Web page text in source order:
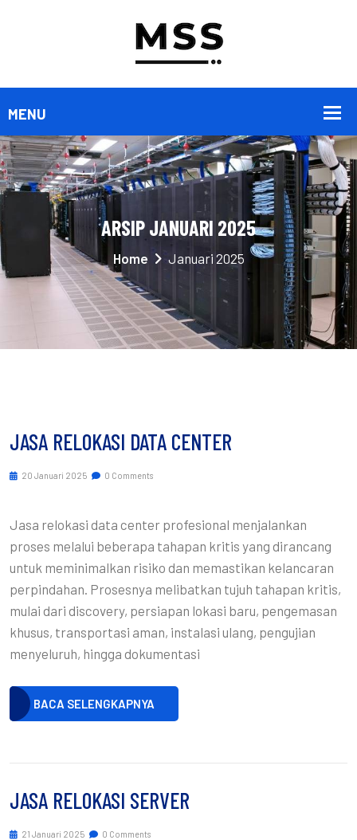
ARSIP JANUARI 2025
Home Januari 2025
JASA RELOKASI DATA CENTER
20 Januari 2025 0 Comments
Jasa relokasi data center profesional menjalankan
proses melalui beberapa tahapan kritis yang dirancang
untuk meminimalkan risiko dan memastikan kelancaran
perpindahan. Prosesnya melibatkan tujuh tahapan kritis,
mulai dari discovery, persiapan lokasi baru, pengemasan
khusus, transportasi aman, instalasi ulang, pengujian
menyeluruh, hingga dokumentasi
BACA SELENGKAPNYA
JASA RELOKASI SERVER
21 Januari 2025 0 Comments